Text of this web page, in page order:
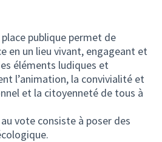
publique permet de
en un lieu vivant, engageant et
éléments ludiques et
l’animation, la convivialité et
et la citoyenneté de tous à
vote consiste à poser des